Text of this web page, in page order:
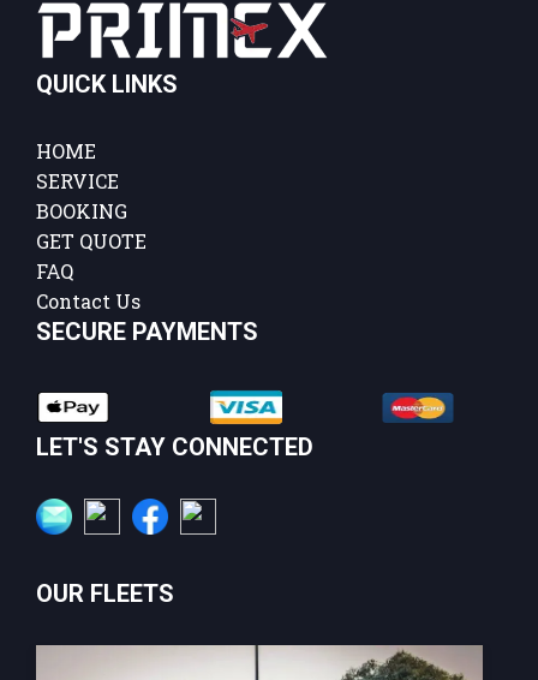
QUICK LINKS
HOME
SERVICE
BOOKING
GET QUOTE
FAQ
Contact Us
SECURE PAYMENTS
LET'S STAY CONNECTED
OUR FLEETS